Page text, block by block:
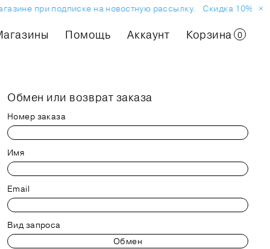
при подписке на новостную рассылку. Скидка 10% на
Помощь Аккаунт Корзина 0
Обмен или возврат заказа
Номер заказа
Имя
Email
Вид запроса